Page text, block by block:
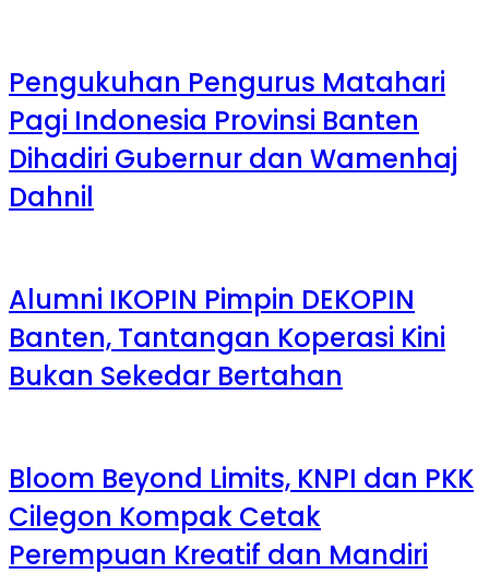
Pengukuhan Pengurus Matahari
Pagi Indonesia Provinsi Banten
Dihadiri Gubernur dan Wamenhaj
Dahnil
Alumni IKOPIN Pimpin DEKOPIN
Banten, Tantangan Koperasi Kini
Bukan Sekedar Bertahan
Bloom Beyond Limits, KNPI dan PKK
Cilegon Kompak Cetak
Perempuan Kreatif dan Mandiri